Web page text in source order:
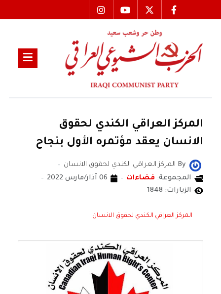
المركز العراقي الكندي لحقوق
الانسان يعقد مؤتمره الأول بنجاح
By المركز العراقي الكندي لحقوق الانسان
المجموعة: فضاءات
06 آذار/مارس 2022
الزيارات: 1848
المركز العراقي الكندي لحقوق الانسان